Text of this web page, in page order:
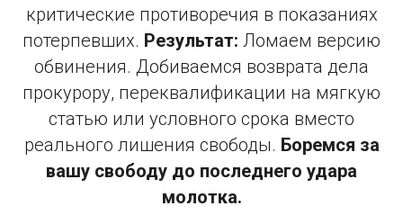
критические противоречия в показаниях
потерпевших. Результат: Ломаем версию
обвинения. Добиваемся возврата дела
прокурору, переквалификации на мягкую
статью или условного срока вместо
реального лишения свободы. Боремся за
вашу свободу до последнего удара
молотка.